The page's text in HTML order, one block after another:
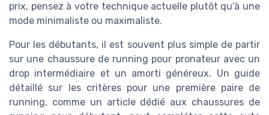
prix, pensez à votre technique actuelle plutôt qu’à une
mode minimaliste ou maximaliste.
Pour les débutants, il est souvent plus simple de partir
sur une chaussure de running pour pronateur avec un
drop intermédiaire et un amorti généreux. Un guide
détaillé sur les critères pour une première paire de
running, comme un article dédié aux chaussures de